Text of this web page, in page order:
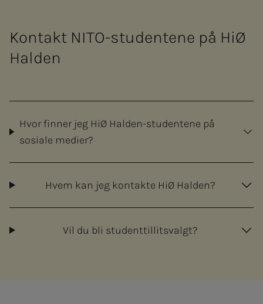
Kontakt NITO-studentene på HiØ
Halden
Hvor finner jeg HiØ Halden-studentene på
sosiale medier?
Hvem kan jeg kontakte HiØ Halden?
Vil du bli studenttillitsvalgt?